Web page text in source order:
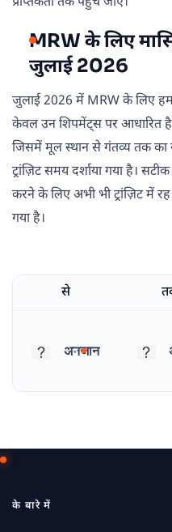
MRW के लिए
जुलाई 2026
जुलाई 2026 में MRW के लिए
केवल उन शिपमेंट्स पर आधारित है
जिसमें मूल स्थान से गंतव्य तक
ट्रांज़िट समय दर्शाया गया है।
करने के लिए अभी भी ट्रांज़िट में
गया है।
से
अनजान
के बारे में